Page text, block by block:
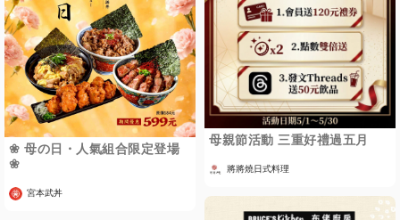
母親節活動 三重好禮過五月
將將燒日式料理
❀ 母の日・人氣組合限定登場
❀
宮本武丼